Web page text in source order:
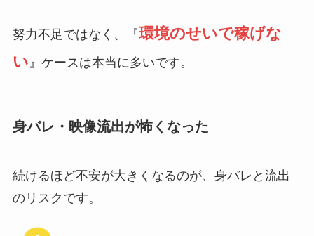
努力不足ではなく、『環境のせいで稼げな
い』ケースは本当に多いです。
身バレ・映像流出が怖くなった
続けるほど不安が大きくなるのが、身バレと流出
のリスクです。